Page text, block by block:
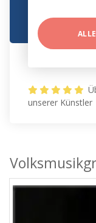
unserer Künstler